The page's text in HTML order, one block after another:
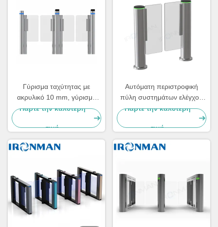
Γύρισμα ταχύτητας με
ακρυλικό 10 mm, γύρισμα
κλίσης για νοσοκομεία /
Πάρτε την καλύτερη
τιμή
Αυτόματη περιστροφική
πύλη συστημάτων ελέγχου
προσπέλασης
γυμναστικής με το διπλό
προσδιορισμό
Πάρτε την καλύτερη
τιμή